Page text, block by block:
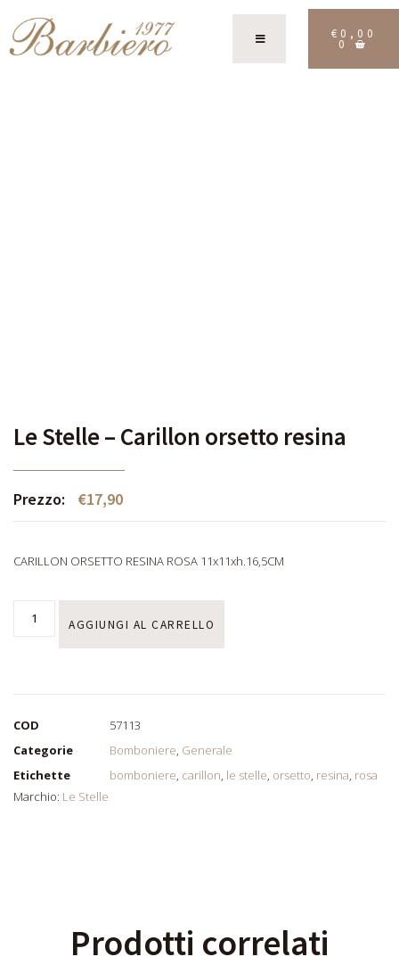
€ 0,00
0
Le Stelle – Carillon orsetto resina
Prezzo: €17,90
CARILLON ORSETTO RESINA ROSA 11x11xh.16,5CM
AGGIUNGI AL CARRELLO
COD
57113
Categorie
Bomboniere, Generale
Etichette
bomboniere, carillon, le stelle, orsetto, resina, rosa
Marchio: Le Stelle
Prodotti correlati